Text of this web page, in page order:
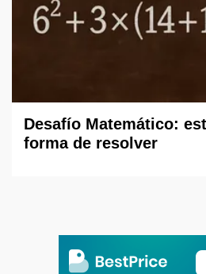
Desafío Matemático:
forma de resolver